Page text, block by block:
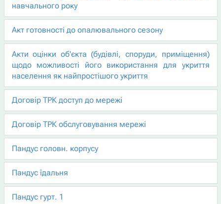
навчального року
Акт готовності до опалювального сезону
Акти оцінки об'єкта (будівлі, споруди, приміщення)
щодо можливості його використання для укриття
населення як найпростішого укриття
Договір ТРК доступ до мережі
Договір ТРК обслуговування мережі
Пандус головн. корпусу
Пандус їдальня
Пандус гурт. 1